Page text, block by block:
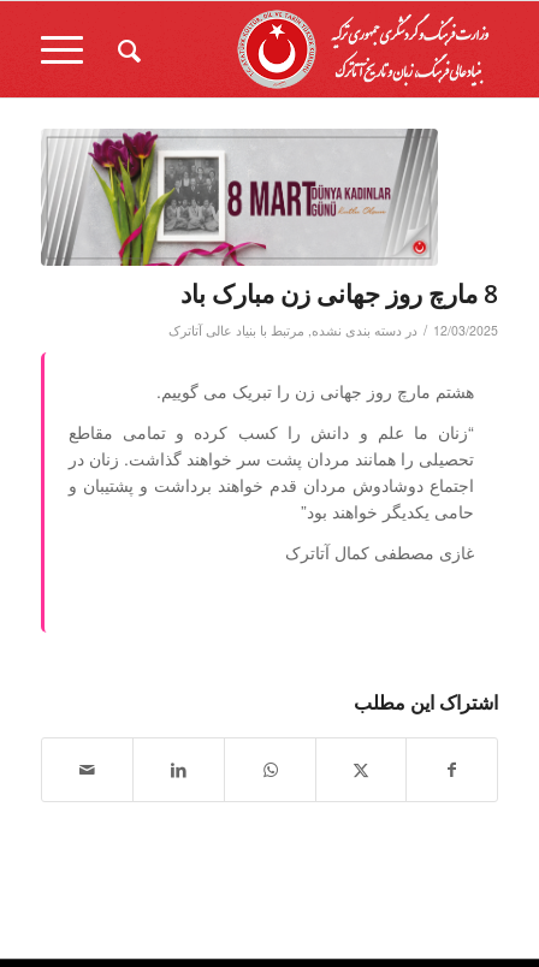
8 مارچ روز جهانی زن مبارک باد
12/03/2025
/ در دسته بندی نشده مرتبط با بنیاد عالی آتاترک
هشتم مارچ روز جهانی زن را تبریک می گوییم.
“زنان ما علم و دانش را کسب کرده و تمامی مقاطع
تحصیلی را همانند مردان پشت سر خواهند گذاشت. زنان در
اجتماع دوشادوش مردان قدم خواهند برداشت و پشتیبان و
حامی یکدیگر خواهند بود”
غازی مصطفی کمال آتاترک
اشتراک این مطلب